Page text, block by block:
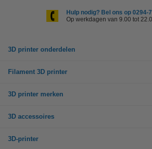
Hulp nodig? Bel ons op 0294-
Op werkdagen van 9.00 tot
3D printer onderdelen
Filament 3D printer
3D printer merken
3D accessoires
3D-printer